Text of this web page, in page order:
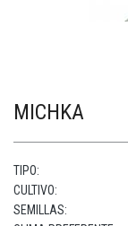
MICHKA
TIPO:
CULTIVO:
SEMILLAS: